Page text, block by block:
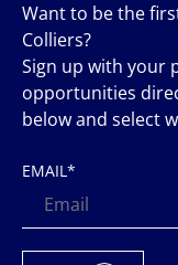
Want to be the
Colliers?
Sign up with your
opportunities
below and select
EMAIL*